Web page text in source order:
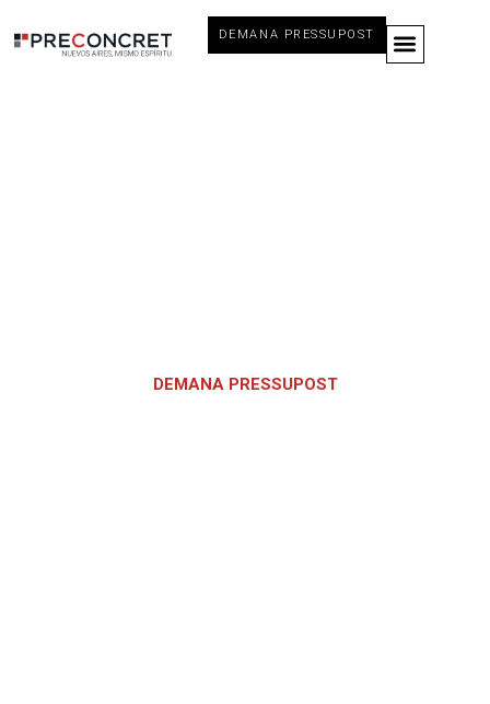
DEMANA PRESSUPOST
DEMANA PRESSUPOST